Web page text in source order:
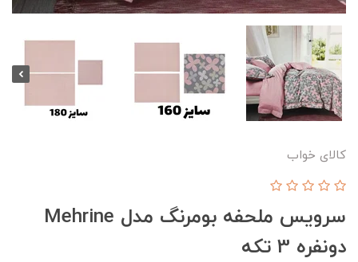
کالای خواب
سرویس ملحفه بومرنگ مدل Mehrine
دونفره 3 تکه